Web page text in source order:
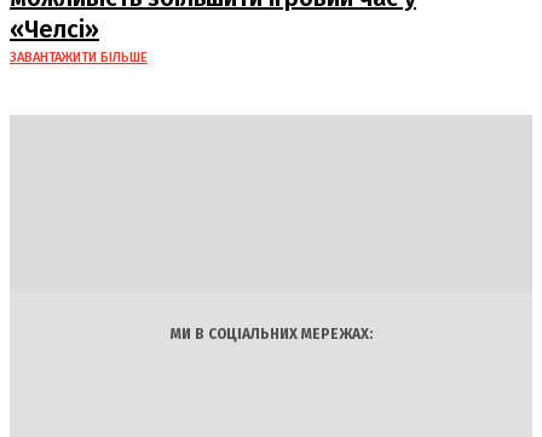
«Челсі»
ЗАВАНТАЖИТИ БІЛЬШЕ
МИ В СОЦІАЛЬНИХ МЕРЕЖАХ: